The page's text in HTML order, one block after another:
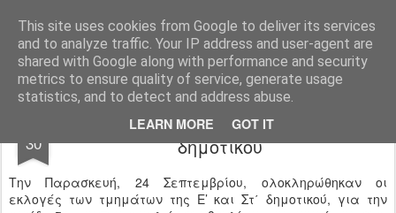
This site uses cookies from Google to deliver its services
and to analyze traffic. Your IP address and user-agent are
shared with Google along with performance and security
metrics to ensure quality of service, generate usage
statistics, and to detect and address abuse.
LEARN MORE GOT IT
Ιδιωτικό Δημοτικό Σχολείο "Ι.Μ.ΔΕΛΑΣΑΛ"
30
Εκλογές τμημάτων // Ε’ και Στ΄
δημοτικού
Την Παρασκευή, 24 Σεπτεμβρίου, ολοκληρώθηκαν οι
εκλογές των τμημάτων της Ε’ και Στ΄ δημοτικού, για την